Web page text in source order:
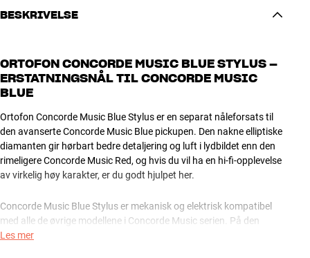
BESKRIVELSE
ORTOFON CONCORDE MUSIC BLUE STYLUS –
ERSTATNINGSNÅL TIL CONCORDE MUSIC
BLUE
Ortofon Concorde Music Blue Stylus er en separat nåleforsats til
den avanserte Concorde Music Blue pickupen. Den nakne elliptiske
diamanten gir hørbart bedre detaljering og luft i lydbildet enn den
rimeligere Concorde Music Red, og hvis du vil ha en hi-fi-opplevelse
av virkelig høy karakter, er du godt hjulpet her.
Concorde Music Blue Stylus er mekanisk og elektrisk kompatibel
med alle de øvrige modellene i Concorde Music serien. På den
måten kan du klare deg med kun å skifte ut nåleinnsatsen, hvis du
Les mer